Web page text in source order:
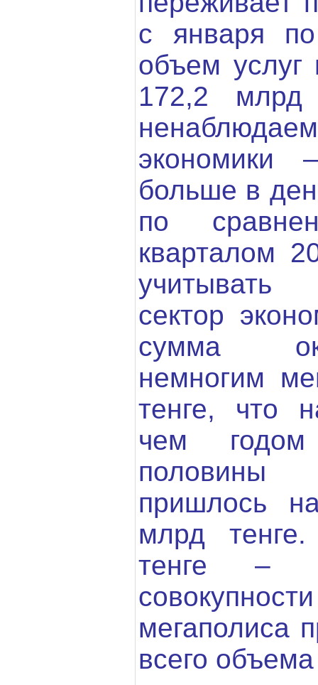
с января
объем услуг
172,2 млрд
больше в
по
кварталом
учитывать
сектор
сумма
немногим
тенге, что
чем
половины
пришлось
млрд
тенге –
мегаполиса
всего